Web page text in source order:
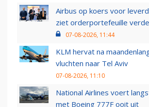
Airbus op koers voor
ziet orderportefeuille
07-08-2026, 11:44
KLM hervat na
vluchten naar Tel Aviv
07-08-2026, 11:10
National Airlines voert
met Boeing 777F ooit uit